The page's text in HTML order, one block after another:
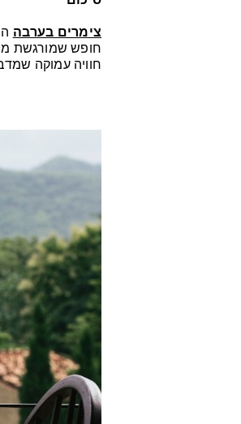
צימרים בערבה
חופש שמורגשת
חוויה עמוקה